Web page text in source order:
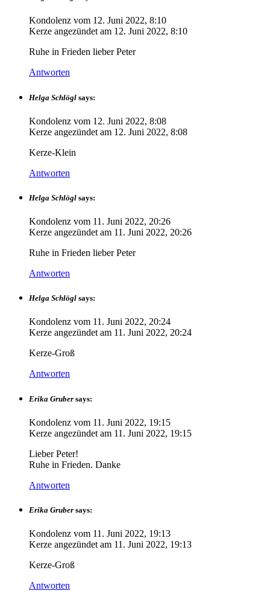
Kondolenz vom 12. Juni 2022, 8:10
Kerze angezündet am 12. Juni 2022, 8:10
Ruhe in Frieden lieber Peter
Antworten
Helga Schlögl says:
Kondolenz vom 12. Juni 2022, 8:08
Kerze angezündet am 12. Juni 2022, 8:08
Kerze-Klein
Antworten
Helga Schlögl says:
Kondolenz vom 11. Juni 2022, 20:26
Kerze angezündet am 11. Juni 2022, 20:26
Ruhe in Frieden lieber Peter
Antworten
Helga Schlögl says:
Kondolenz vom 11. Juni 2022, 20:24
Kerze angezündet am 11. Juni 2022, 20:24
Kerze-Groß
Antworten
Erika Gruber says:
Kondolenz vom 11. Juni 2022, 19:15
Kerze angezündet am 11. Juni 2022, 19:15
Lieber Peter!
Ruhe in Frieden. Danke
Antworten
Erika Gruber says:
Kondolenz vom 11. Juni 2022, 19:13
Kerze angezündet am 11. Juni 2022, 19:13
Kerze-Groß
Antworten